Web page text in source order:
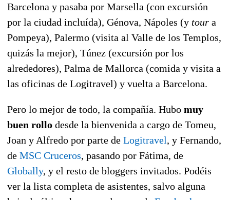
Barcelona y pasaba por Marsella (con excursión
por la ciudad incluída), Génova, Nápoles (y tour a
Pompeya), Palermo (visita al Valle de los Templos,
quizás la mejor), Túnez (excursión por los
alrededores), Palma de Mallorca (comida y visita a
las oficinas de Logitravel) y vuelta a Barcelona.
Pero lo mejor de todo, la compañía. Hubo muy
buen rollo desde la bienvenida a cargo de Tomeu,
Joan y Alfredo por parte de Logitravel, y Fernando,
de MSC Cruceros, pasando por Fátima, de
Globally, y el resto de bloggers invitados. Podéis
ver la lista completa de asistentes, salvo alguna